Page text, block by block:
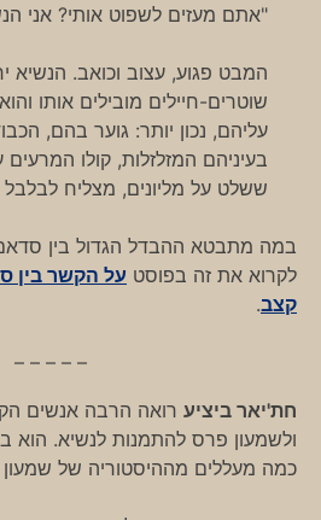
"אתם מעזים לשפוט אותי? אני
המבט פגוע, עצוב וכואב. הנשיא
שוטרים-חיילים מובילים אותו
עליהם, נכון יותר: גוער בהם,
בעיניהם המזלזלות, קולו
ששלט על מליונים, מצליח לבלבל
במה מתבטא ההבדל הגדול בין
לקרוא את זה בפוסט על הקשר בין
קצב.
– – – – –
חת'יאר ביציע רואה הרבה אנשים
ולשמעון פרס להתמנות לנשיא. הוא
כמה מעללים מההיסטוריה של